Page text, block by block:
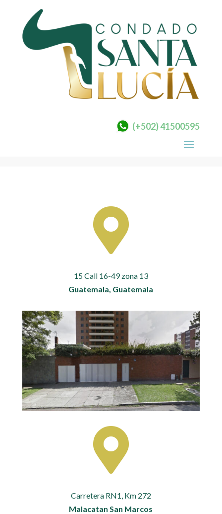
(+502) 41500595

15 Call 16-49 zona 13
Guatemala, Guatemala

Carretera RN1, Km 272
Malacatan San Marcos